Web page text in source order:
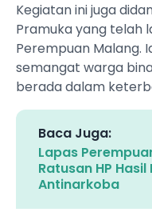
Kegiatan ini juga
Pramuka yang telah
Perempuan Malang.
semangat warga
berada dalam
Baca Juga:
Lapas
Ratusan HP
Antinarkoba